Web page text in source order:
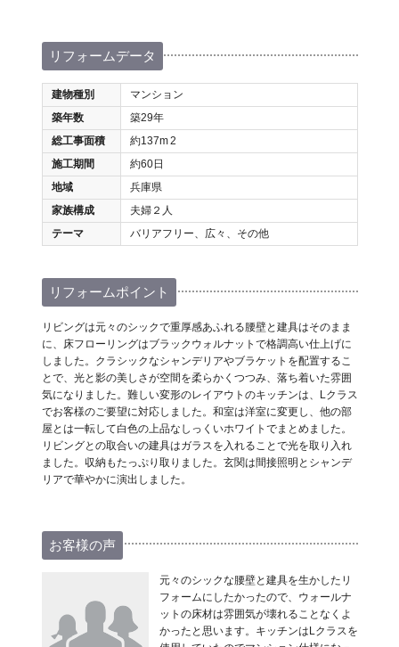
リフォームデータ
建物種別
マンション
築年数
築29年
総工事面積
約137m2
施工期間
約60日
地域
兵庫県
家族構成
夫婦２人
テーマ
バリアフリー、広々、その他
リフォームポイント
リビングは元々のシックで重厚感あふれる腰壁と建具はそのまま
に、床フローリングはブラックウォルナットで格調高い仕上げに
しました。クラシックなシャンデリアやブラケットを配置するこ
とで、光と影の美しさが空間を柔らかくつつみ、落ち着いた雰囲
気になりました。難しい変形のレイアウトのキッチンは、Lクラス
でお客様のご要望に対応しました。和室は洋室に変更し、他の部
屋とは一転して白色の上品なしっくいホワイトでまとめました。
リビングとの取合いの建具はガラスを入れることで光を取り入れ
ました。収納もたっぷり取りました。玄関は間接照明とシャンデ
リアで華やかに演出しました。
お客様の声
元々のシックな腰壁と建具を生かしたリ
フォームにしたかったので、ウォールナ
ットの床材は雰囲気が壊れることなくよ
かったと思います。キッチンはLクラスを